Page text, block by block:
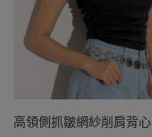
高領側抓皺網紗削肩背心